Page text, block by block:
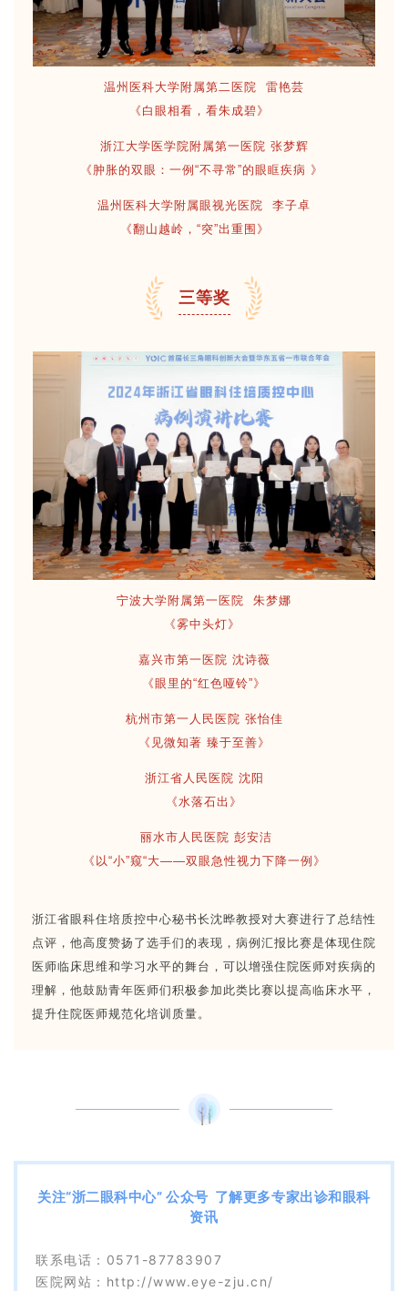
温州医科大学附属第二医院 雷艳芸
《白眼相看，看朱成碧》
浙江大学医学院附属第一医院 张梦辉
《肿胀的双眼：一例“不寻常”的眼眶疾病 》
温州医科大学附属眼视光医院 李子卓
《翻山越岭，“突”出重围》
三等奖
宁波大学附属第一医院 朱梦娜
《雾中头灯》
嘉兴市第一医院 沈诗薇
《眼里的“红色哑铃”》
杭州市第一人民医院 张怡佳
《见微知著 臻于至善》
浙江省人民医院 沈阳
《水落石出》
丽水市人民医院 彭安洁
《以“小”窥“大——双眼急性视力下降一例》
浙江省眼科住培质控中心秘书长沈晔教授对大赛进行了总结性
点评，他高度赞扬了选手们的表现，病例汇报比赛是体现住院
医师临床思维和学习水平的舞台，可以增强住院医师对疾病的
理解，他鼓励青年医师们积极参加此类比赛以提高临床水平，
提升住院医师规范化培训质量。
关注“浙二眼科中心” 公众号 了解更多专家出诊和眼科
资讯
联系电话： 0571-87783907
医院网站：http://www.eye-zju.cn/